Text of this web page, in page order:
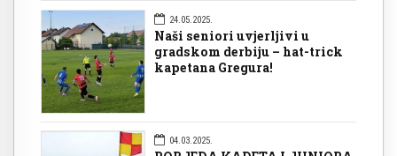
24.05.2025.
Naši seniori uvjerljivi u
gradskom derbiju – hat-trick
kapetana Gregura!
04.03.2025.